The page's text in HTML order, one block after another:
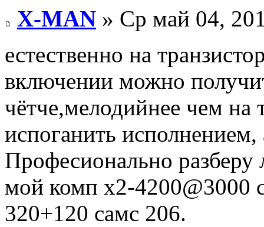
X-MAN » Ср май 04,
естественно на
включении можно
чётче,мелодийнее чем
испоганить
Професионально
мой комп х2-4200@3000
320+120 самс 206.